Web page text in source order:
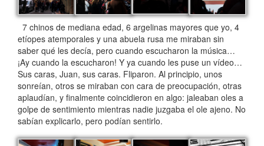
7 chinos de mediana edad, 6 argelinas mayores que yo, 4
etíopes atemporales y una abuela rusa me miraban sin
saber qué les decía, pero cuando escucharon la música…
¡Ay cuando la escucharon! Y ya cuando les puse un vídeo…
Sus caras, Juan, sus caras. Fliparon. Al principio, unos
sonreían, otros se miraban con cara de preocupación, otras
aplaudían, y finalmente coincidieron en algo: jaleaban oles a
golpe de sentimiento mientras nadie juzgaba el ole ajeno. No
sabían explicarlo, pero podían sentirlo.